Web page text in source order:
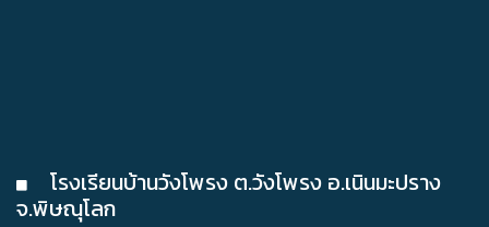
โรงเรียนบ้านวังโพรง ต.วังโพรง อ.เนินมะปราง
จ.พิษณุโลก